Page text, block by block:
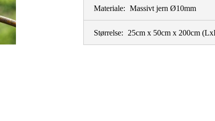
Materiale: Massivt jern Ø10mm
Størrelse: 25cm x 50cm x 200cm